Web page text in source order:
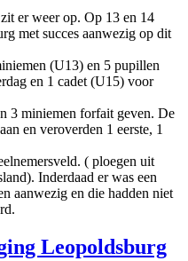
er weer op. Op 13 en 14
met succes aanwezig op dit
(U13) en 5 pupillen
en 1 cadet (U15) voor
3 miniemen forfait geven. De
en veroverden 1 eerste, 1
( ploegen uit
Inderdaad er was een
aanwezig en die hadden niet
Leopoldsburg